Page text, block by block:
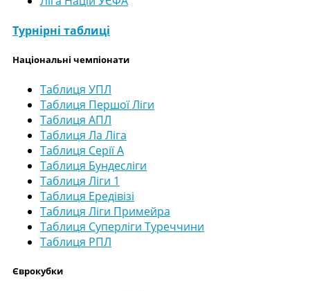
Турнірні таблиці
Національні чемпіонати
Таблиця УПЛ
Таблиця Першої Ліги
Таблиця АПЛ
Таблиця Ла Ліга
Таблиця Серії А
Таблиця Бундесліги
Таблиця Ліги 1
Таблиця Ередівізі
Таблиця Ліги Примейра
Таблиця Суперліги Туреччини
Таблиця РПЛ
Єврокубки